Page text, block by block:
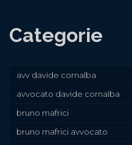
Categorie
avv davide cornalba
avvocato davide cornalba
bruno mafrici
bruno mafrici avvocato